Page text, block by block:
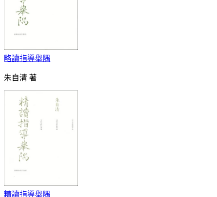
略讀指導舉隅
朱自清 著
精讀指導舉隅